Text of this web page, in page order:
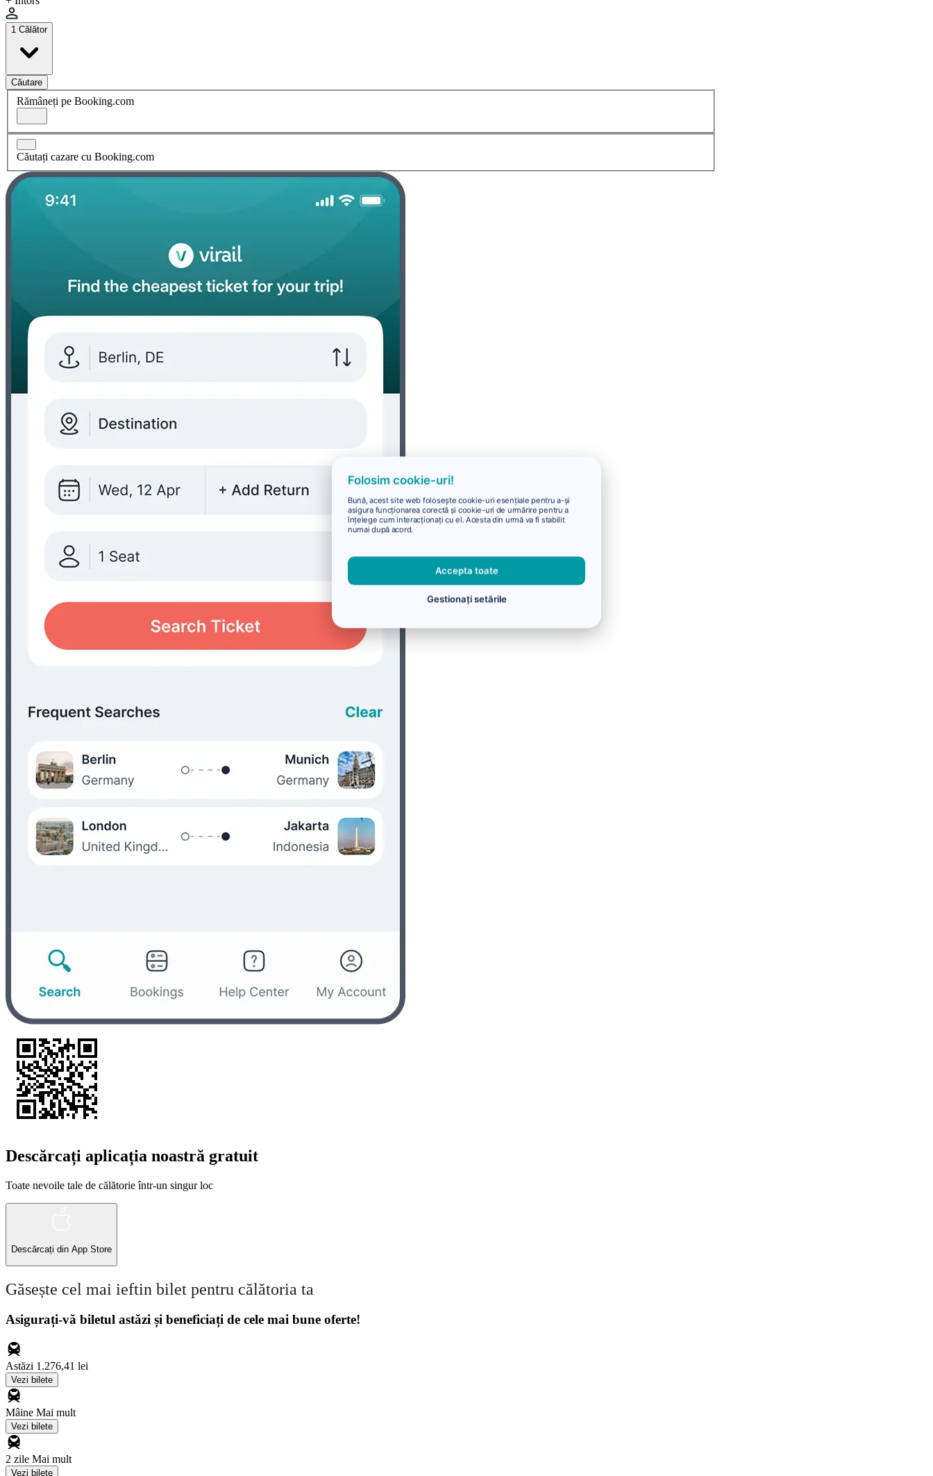
1 Călător
Căutare
Rămâneți pe Booking.com
Căutați cazare cu Booking.com
Descărcați aplicația noastră gratuit
Toate nevoile tale de călătorie într-un singur loc
Descărcați din App Store
Găsește cel mai ieftin bilet pentru călătoria ta
Asigurați-vă biletul astăzi și beneficiați de cele mai bune oferte!
Astăzi 1.276,41 lei
Vezi bilete
Mâine Mai mult
Vezi bilete
2 zile Mai mult
Vezi bilete
Folosim cookie-uri!
Bună, acest site web folosește cookie-uri esențiale pentru a-și
asigura funcționarea corectă și cookie-uri de urmărire pentru a
înțelege cum interacționați cu el. Acesta din urmă va fi stabilit
numai după acord.
Accepta toate
Gestionați setările